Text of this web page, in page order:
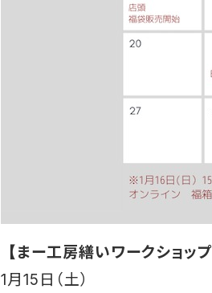
【 まー工房繕いワークショップ
1月15日（土）